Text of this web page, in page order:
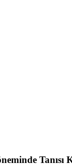
Tanısı